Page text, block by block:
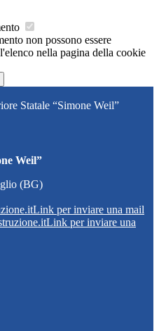
non possono essere
nella pagina della cookie
Statale “Simone Weil”
Weil”
(BG)
Link per inviare una mail
Link per inviare una